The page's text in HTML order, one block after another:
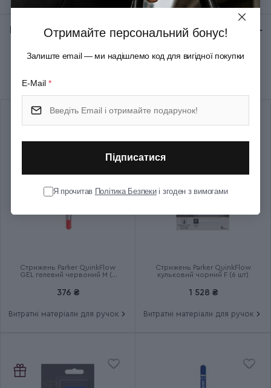
Тип випуску товару Серійний
Відгуки: ★ 0 (0)
Стрижень Parker QuinkFlow
GEL гелевий червоний М (у
376 ₴
Витратні матеріали для ручок
Стрижень Parker QuinkFlow
кульковий чорний F (6 шт)
1 528 ₴
Витратні матеріали для ручок
Отримайте персональний бонус!
Залиште email — ми надішлемо код для вигідної покупки
E-Mail *
Підписатися
Я прочитав Політика Безпекиі згоден з вимогами